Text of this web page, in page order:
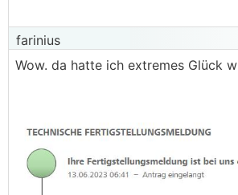
farinius
Wow. da hatte ich extremes Glück